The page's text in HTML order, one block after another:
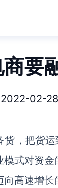
要
2022-02-28
货，把货
模式对资
高速增长